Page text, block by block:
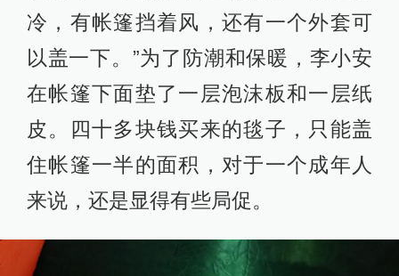
冷，有帐篷挡着风，还有一个外套可
以盖一下。”为了防潮和保暖，李小安
在帐篷下面垫了一层泡沫板和一层纸
皮。四十多块钱买来的毯子，只能盖
住帐篷一半的面积，对于一个成年人
来说，还是显得有些局促。